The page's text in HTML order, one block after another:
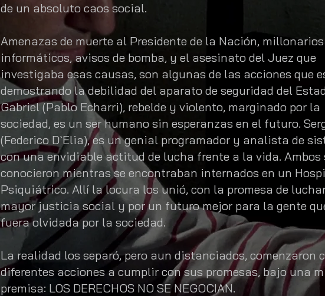
de un absoluto caos social.
Amenazas de muerte al Presidente de la Nación,
informáticos, avisos de bomba, y el asesinato del Juez que
investigaba esas causas, son algunas de las acciones que
demostrando la debilidad del aparato de seguridad del
Gabriel (Pablo Echarri), rebelde y violento, marginado por la
sociedad, es un ser humano sin esperanzas en el futuro.
(Federico D`Elia), es un genial programador y analista de
con una envidiable actitud de lucha frente a la vida. Ambos
conocieron mientras se encontraban internados en un
Psiquiátrico. Allí la locura los unió, con la promesa de
mayor justicia social y por un futuro mejor para la gente
fuera olvidada por la sociedad.
La realidad los separó, pero aun distanciados, comenzaron
diferentes acciones a cumplir con sus promesas, bajo una
premisa: LOS DERECHOS NO SE NEGOCIAN.